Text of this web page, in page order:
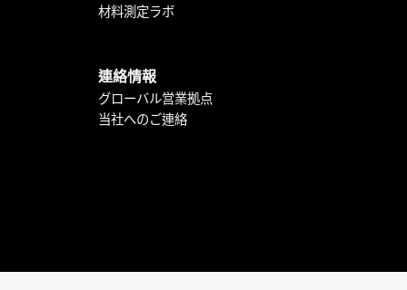
材料測定ラボ
連絡情報
グローバル営業拠点
当社へのご連絡